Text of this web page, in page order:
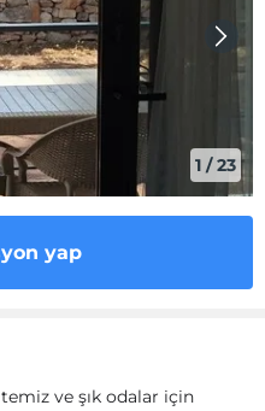
1 /23
yap
ve şık odalar için